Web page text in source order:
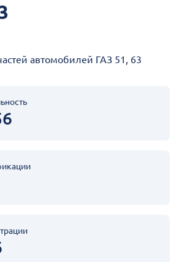
автомобилей ГАЗ 51, 63